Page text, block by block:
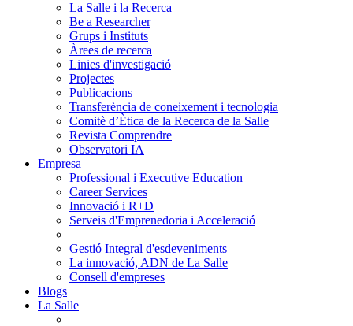
La Salle i la Recerca
Be a Researcher
Grups i Instituts
Àrees de recerca
Linies d'investigació
Projectes
Publicacions
Transferència de coneixement i tecnologia
Comitè d’Ètica de la Recerca de la Salle
Revista Comprendre
Observatori IA
Empresa
Professional i Executive Education
Career Services
Innovació i R+D
Serveis d'Emprenedoria i Acceleració
Gestió Integral d'esdeveniments
La innovació, ADN de La Salle
Consell d'empreses
Blogs
La Salle